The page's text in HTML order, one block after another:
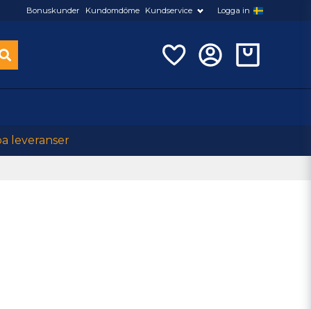
Bonuskunder Kundomdöme Kundservice Logga in
leveranser